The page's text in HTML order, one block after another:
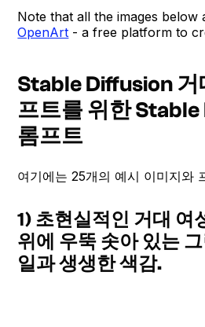
Note that all the images below
OpenArt - a free platform to
Stable Diffusion 거
프트를 위한
롬프트
여기에는 25개의 예시 이미지와
1) 초현실적인 거대 여
위에 우뚝 솟아 있는
일과 생생한 색감.